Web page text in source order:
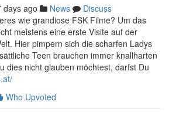
days ago News
Discuss
wie grandiose FSK Filme? Um das
meistens eine erste Visite auf der
Hier pimpern sich die scharfen Ladys
Teen brauchen immer knallharten
dies nicht glauben möchtest, darfst Du
Who Upvoted